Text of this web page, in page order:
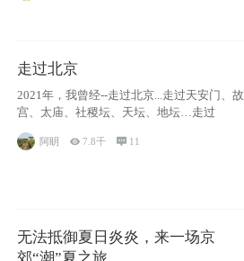
走过北京
2021年，我曾经--走过北京...走过天安门、故
宫、太庙、社稷坛、天坛、地坛…走过
阿眀 7.8千  11
无法抵御夏日炎炎，来一场京